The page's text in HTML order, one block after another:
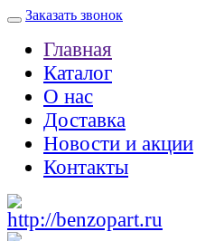
Заказать звонок
Главная
Каталог
О нас
Доставка
Новости и акции
Контакты